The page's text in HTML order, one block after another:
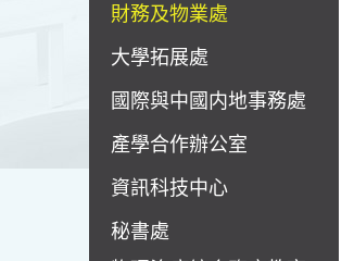
財務及物業處
大學拓展處
國際與中國内地事務處
產學合作辦公室
資訊科技中心
秘書處